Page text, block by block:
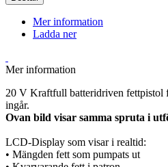
Mer information
Ladda ner
Mer information
20 V Kraftfull batteridriven fettpistol
ingår.
Ovan bild visar samma spruta i
LCD-Display som visar i realtid:
• Mängden fett som pumpats ut